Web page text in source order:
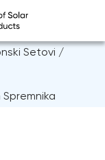
Setovi /